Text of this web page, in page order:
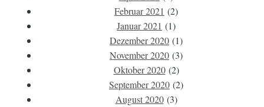
Februar 2021 (2)
Januar 2021 (1)
Dezember 2020 (1)
November 2020 (3)
Oktober 2020(2)
September 2020 (2)
August 2020(3)